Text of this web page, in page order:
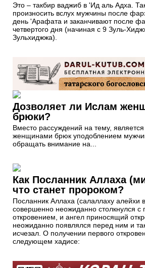
Это – такбир ваджиб в 'Ид аль Адха.
произносить вслух мужчины после
день 'Арафата и заканчивают после
четвертого дня (начиная с 9 Зуль-
Зульхиджжа).
Дозволяет ли Ислам
брюки?
Вместо рассуждений на тему,
женщинами брюк уподоблением
обращать внимание на...
Как Посланник Аллаха
что станет пророком?
Посланник Аллаха (салаллаху алейхи
совершенно неожиданно столкнулся с
откровением, и ангел приносящий
неожиданно появлялся перед ним и
исчезал. О получении первого
следующем хадисе: